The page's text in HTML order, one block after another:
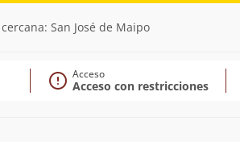
San José de Maipo
Acceso
Acceso con restricciones